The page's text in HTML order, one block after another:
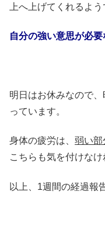
上へ上げてくれるよう
自分の強い意思が必
明日はお休みなので
っています。
身体の疲労は、 弱い部
こちらも気を付けな
以上、1週間の経過報